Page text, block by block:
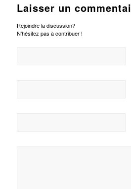
Laisser un
Rejoindre la discussion?
N’hésitez pas à contribuer !